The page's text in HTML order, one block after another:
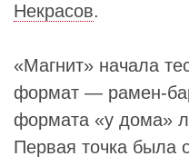
Некрасов.
«Магнит» начала
формат — рамен-
формата «у дома»
Первая точка была